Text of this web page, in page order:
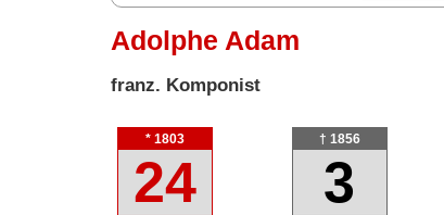
Adolphe Adam
franz. Komponist
* 1803
24
† 1856
3